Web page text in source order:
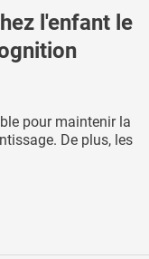
l'enfant le
pour maintenir la
De plus, les